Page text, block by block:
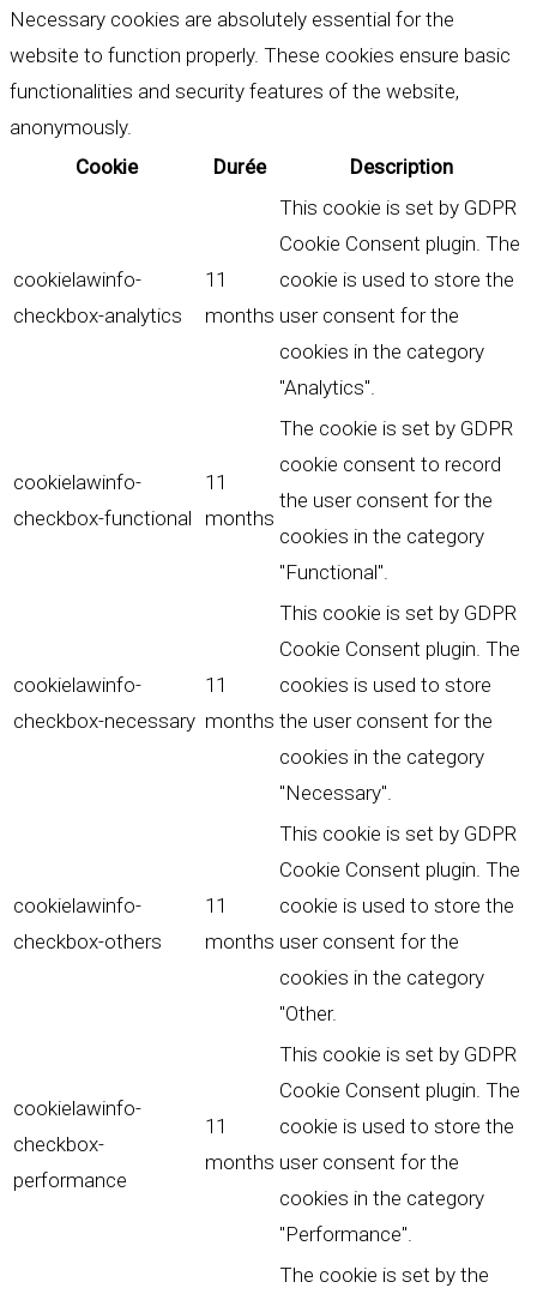
Necessary cookies are absolutely essential for the
website to function properly. These cookies ensure basic
functionalities and security features of the website,
anonymously.
Cookie
Durée Description
cookielawinfo-
checkbox-analytics
11
months
This cookie is set by GDPR
Cookie Consent plugin. The
cookie is used to store the
user consent for the
cookies in the category
"Analytics".
cookielawinfo-
checkbox-functional
11
months
The cookie is set by GDPR
cookie consent to record
the user consent for the
cookies in the category
"Functional".
cookielawinfo-
checkbox-necessary
11
months
This cookie is set by GDPR
Cookie Consent plugin. The
cookies is used to store
the user consent for the
cookies in the category
"Necessary".
cookielawinfo-
checkbox-others
11
months
This cookie is set by GDPR
Cookie Consent plugin. The
cookie is used to store the
user consent for the
cookies in the category
"Other.
cookielawinfo-
checkbox-
performance
11
months
This cookie is set by GDPR
Cookie Consent plugin. The
cookie is used to store the
user consent for the
cookies in the category
"Performance".
The cookie is set by the